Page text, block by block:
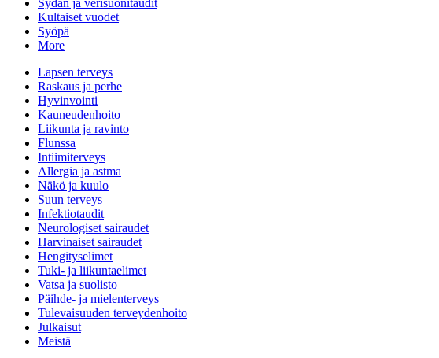
Sydän ja verisuonitaudit
Kultaiset vuodet
Syöpä
More
Lapsen terveys
Raskaus ja perhe
Hyvinvointi
Kauneudenhoito
Liikunta ja ravinto
Flunssa
Intiimiterveys
Allergia ja astma
Näkö ja kuulo
Suun terveys
Infektiotaudit
Neurologiset sairaudet
Harvinaiset sairaudet
Hengityselimet
Tuki- ja liikuntaelimet
Vatsa ja suolisto
Päihde- ja mielenterveys
Tulevaisuuden terveydenhoito
Julkaisut
Meistä